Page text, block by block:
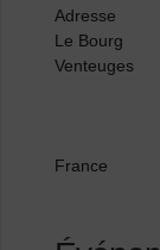
Adresse
Le Bourg
Venteuges
France